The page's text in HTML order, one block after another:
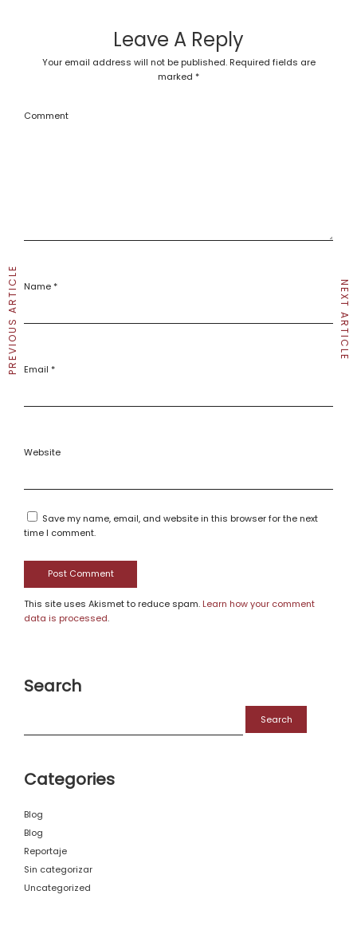
Leave A Reply
Your email address will not be published. Required fields are
marked *
Comment
Name*
Email *
Website
Save my name, email, and website in this browser for the next
time I comment.
This site uses Akismet to reduce spam. Learn how your comment
data is processed.
PREVIOUS ARTICLE NEXT ARTICLE
Search
Categories
Blog
Blog
Reportaje
Sin categorizar
Uncategorized